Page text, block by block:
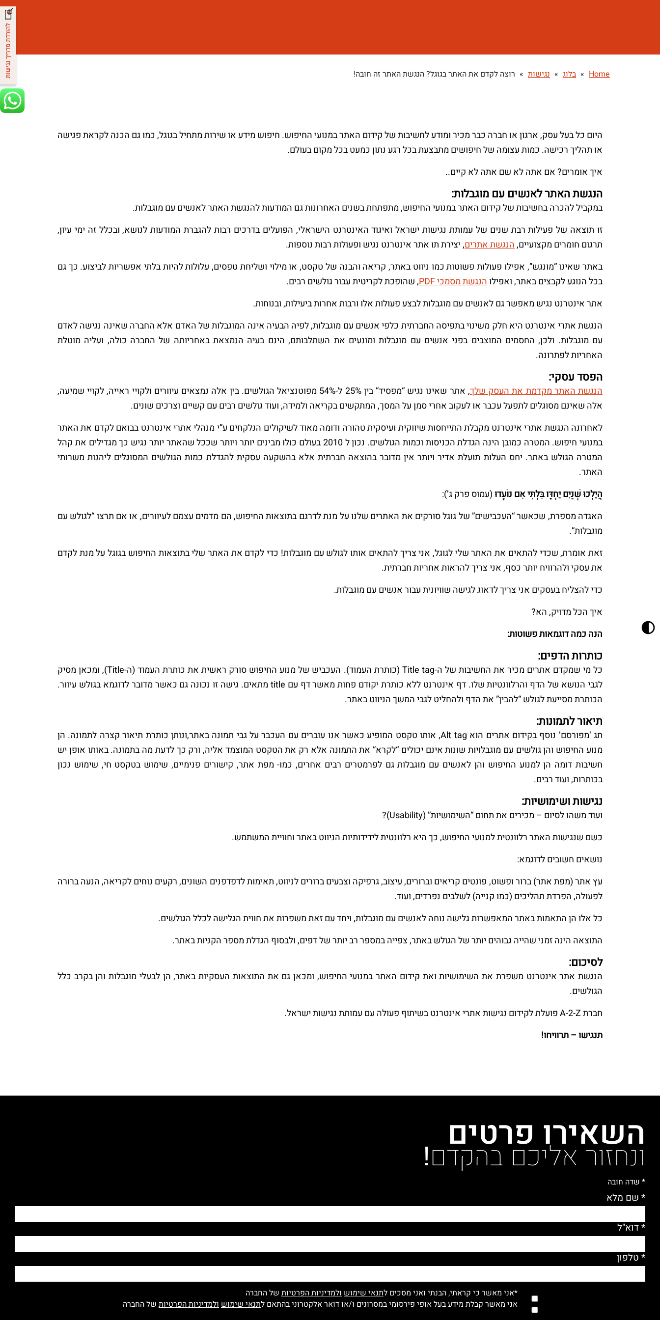
Home
» בלוג » נגישות » רוצה לקדם את האתר בגוגל? הנגשת האתר זה חובה!
היום כל בעל עסק, ארגון או חברה כבר מכיר ומודע לחשיבות של קידום האתר במנועי החיפוש. חיפוש מידע או שירות מתחיל בגוגל, כמו גם הכנה לקראת פגישה
או תהליך רכישה. כמות עצומה של חיפושים מתבצעת בכל רגע נתון כמעט בכל מקום בעולם.
איך אומרים? אם אתה לא שם אתה לא קיים..
הנגשת האתר לאנשים עם מוגבלות:
במקביל להכרה בחשיבות של קידום האתר במנועי החיפוש, מתפתחת בשנים האחרונות גם המודעות להנגשת האתר לאנשים עם מוגבלות.
זו תוצאה של פעילות רבת שנים של עמותת נגישות ישראל ואיגוד האינטרנט הישראלי, הפועלים בדרכים רבות להגברת המודעות לנושא, ובכלל זה ימי עיון,
תרגום חומרים מקצועיים,הנגשת אתרים, יצירת תו אתר אינטרנט נגיש ופעולות רבות נוספות.
באתר שאינו “מונגש”, אפילו פעולות פשוטות כמו ניווט באתר, קריאה והבנה של טקסט, או מילוי ושליחת טפסים, עלולות להיות בלתי אפשריות לביצוע. כך גם
בכל הנוגע לקבצים באתר, ואפילוהנגשת מסמכי PDF
, שהופכת לקריטית עבור גולשים רבים.
אתר אינטרנט נגיש מאפשר גם לאנשים עם מוגבלות לבצע פעולות אלו ורבות אחרות ביעילות, ובנוחות.
הנגשת אתרי אינטרנט היא חלק משינוי בתפיסה החברתית כלפי אנשים עם מוגבלות, לפיה הבעיה אינה המוגבלות של האדם אלא החברה שאינה נגישה לאדם
עם מוגבלות. ולכן, החסמים המוצבים בפני אנשים עם מוגבלות ומונעים את השתלבותם, הינם בעיה הנמצאת באחריותה של החברה כולה, ועליה מוטלת
האחריות לפתרונה.
הפסד עסקי:
הנגשת האתר מקדמת את העסק שלך
, אתר שאינו נגיש “מפסיד” בין 25% ל-54% מפוטנציאל הגולשים. בין אלה נמצאים עיוורים ולקויי ראייה, לקויי שמיעה,
אלה שאינם מסוגלים לתפעל עכבר או לעקוב אחרי סמן על המסך, המתקשים בקריאה ולמידה, ועוד גולשים רבים עם קשיים וצרכים שונים.
לאחרונה הנגשת אתרי אינטרנט מקבלת התייחסות שיווקית ועיסקית טהורה ודומה מאוד לשיקולים הנלקחים ע”י מנהלי אתרי אינטרנט בבואם לקדם את האתר
במנועי חיפוש. המטרה כמובן הינה הגדלת הכניסות וכמות הגולשים. נכון ל 2010 בעולם כולו מבינים יותר ויותר שככל שהאתר יותר נגיש כך מגדילים את קהל
המטרה הגולש באתר. יחס העלות תועלת אדיר ויותר אין מדובר בהוצאה חברתית אלא בהשקעה עסקית להגדלת כמות הגולשים המסוגלים ליהנות משרותי
האתר.
הֲיֵלְכוּ שְׁנַיִם יַחְדָּו בִּלְתִּי אִם נוֹעָדוּ(עמוס פרק ג’):
האגדה מספרת, שכאשר “העכבישים” של גוגל סורקים את האתרים שלנו על מנת לדרגם בתוצאות החיפוש, הם מדמים עצמם לעיוורים, או אם תרצו “לגולש עם
מוגבלות”.
זאת אומרת, שכדי להתאים את האתר שלי לגוגל, אני צריך להתאים אותו לגולש עם מוגבלות! כדי לקדם את האתר שלי בתוצאות החיפוש בגוגל על מנת לקדם
את עסקי ולהרוויח יותר כסף, אני צריך להראות אחריות חברתית.
כדי להצליח בעסקים אני צריך לדאוג לגישה שוויונית עבור אנשים עם מוגבלות.
איך הכל מדויק, הא?
הנה כמה דוגמאות פשוטות:
כותרות הדפים:
כל מי שמקדם אתרים מכיר את החשיבות של ה-Title tag (כותרת העמוד). העכביש של מנוע החיפוש סורק ראשית את כותרת העמוד (ה-Title), ומכאן מסיק
לגבי הנושא של הדף והרלוונטיות שלו. דף אינטרנט ללא כותרת יקודם פחות מאשר דף עם title מתאים. גישה זו נכונה גם כאשר מדובר לדוגמא בגולש עיוור.
הכותרת מסייעת לגולש “להבין” את הדף ולהחליט לגבי המשך הניווט באתר.
תיאור לתמונות:
תג ‘מפורסם’ נוסף בקידום אתרים הוא Alt tag, אותו טקסט המופיע כאשר אנו עוברים עם העכבר על גבי תמונה באתר,ונותן כותרת תיאור קצרה לתמונה. הן
מנוע החיפוש והן גולשים עם מוגבלויות שונות אינם יכולים “לקרא” את התמונה אלא רק את הטקסט המוצמד אליה, ורק כך לדעת מה בתמונה. באותו אופן יש
חשיבות דומה הן למנוע החיפוש והן לאנשים עם מוגבלות גם לפרמטרים רבים אחרים, כמו- מפת אתר, קישורים פנימיים, שימוש בטקסט חי, שימוש נכון
בכותרות, ועוד רבים.
נגישות ושימושיות:
ועוד משהו לסיום – מכירים את תחום “השימושיות” (Usability)?
כשם שנגישות האתר רלוונטית למנועי החיפוש, כך היא רלוונטית לידידותיות הניווט באתר וחוויית המשתמש.
נושאים חשובים לדוגמא:
עץ אתר (מפת אתר) ברור ופשוט, פונטים קריאים וברורים, עיצוב, גרפיקה וצבעים ברורים לניווט, תאימות לדפדפנים השונים, רקעים נוחים לקריאה, הנעה ברורה
לפעולה, הפרדת תהליכים (כמו קנייה) לשלבים נפרדים, ועוד.
כל אלו הן התאמות באתר המאפשרות גלישה נוחה לאנשים עם מוגבלות, ויחד עם זאת משפרות את חווית הגלישה לכלל הגולשים.
התוצאה הינה זמני שהייה גבוהים יותר של הגולש באתר, צפייה במספר רב יותר של דפים, ולבסוף הגדלת מספר הקניות באתר.
לסיכום:
הנגשת אתר אינטרנט משפרת את השימושיות ואת קידום האתר במנועי החיפוש, ומכאן גם את התוצאות העסקיות באתר, הן לבעלי מוגבלות והן בקרב כלל
הגולשים.
חברת A-2-Z פועלת לקידום נגישות אתרי אינטרנט בשיתוף פעולה עם עמותת נגישות ישראל.
תנגישו – תרוויחו!
השאירו פרטים
ונחזור אליכם בהקדם!
* שדה חובה
* שם מלא
* דוא"ל
* טלפון
*אני מאשר כי קראתי, הבנתי ואני מסכים לתנאי שימושולמדיניות הפרטיות של החברה
אני מאשר קבלת מידע בעל אופי פירסומי במסרונים ו/או דואר אלקטרוני בהתאם לתנאי שימושולמדיניות הפרטיות של החברה